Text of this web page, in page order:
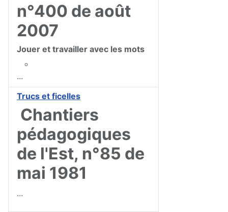
n°400 de août
2007
Jouer et travailler avec les mots
...
Trucs et ficelles
Chantiers
pédagogiques
de l'Est, n°85 de
mai 1981
...